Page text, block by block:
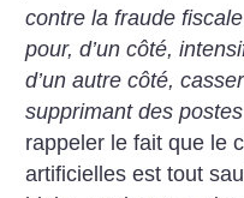
contre la fraude
pour, d’un côté,
d’un autre côté,
supprimant des postes
rappeler le fait que le
artificielles est tout